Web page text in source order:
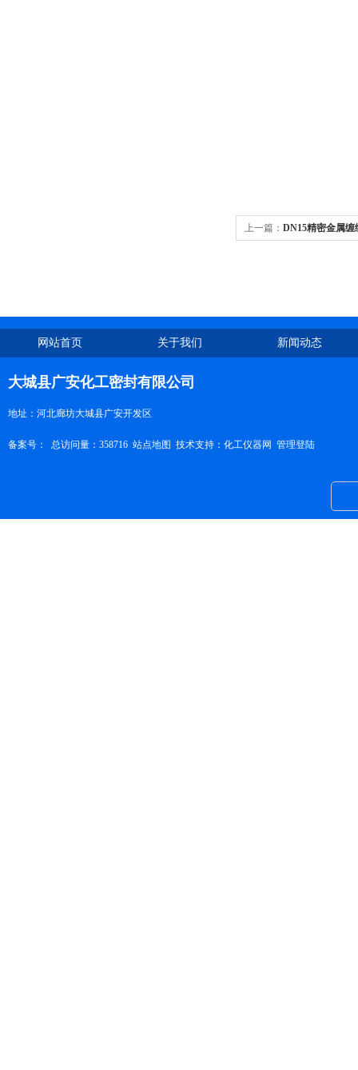
上一篇： DN15精密金属
网站首页 关于我们 新闻动态
大城县广安化工密封有限公司
地址：河北廊坊大城县广安开发区
备案号： 总访问量：358716 站点地图 技术支持： 化工仪器网 管理登陆